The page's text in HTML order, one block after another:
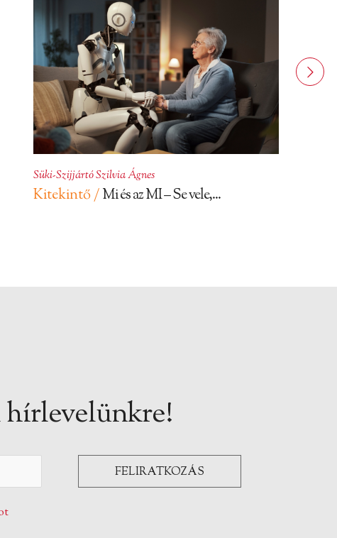
Süki-Szijjártó Szilvia Ágnes
Kitekintő /Mi és az MI – Se vele,...
hírlevelünkre!